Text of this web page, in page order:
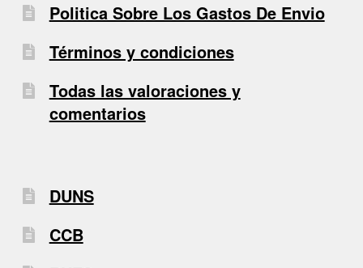
Politica Sobre Los Gastos De Envio
Términos y condiciones
Todas las valoraciones y
comentarios
DUNS
CCB